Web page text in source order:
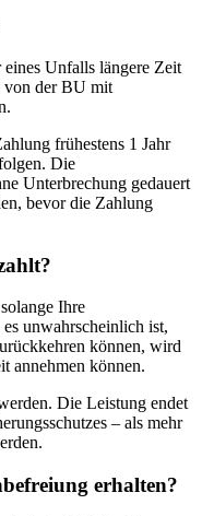
Unfalls längere Zeit
von der BU mit
frühestens 1 Jahr
Die
Unterbrechung gedauert
bevor die Zahlung
Ihre
unwahrscheinlich ist,
können, wird
annehmen können.
Die Leistung endet
– als mehr
erhalten?